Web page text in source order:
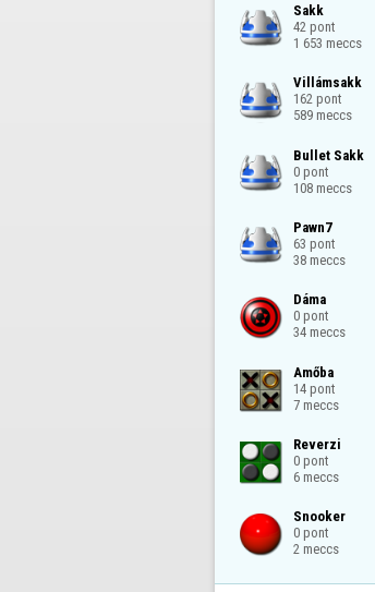
Sakk
42 pont
1 653 meccs
Villámsakk
162 pont
589 meccs
Bullet Sakk
0 pont
108 meccs
Pawn7
63 pont
38 meccs
Dáma
0 pont
34 meccs
Amőba
14 pont
7 meccs
Reverzi
0 pont
6 meccs
Snooker
0 pont
2 meccs